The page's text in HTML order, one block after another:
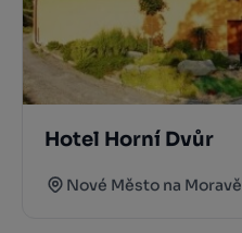
Hotel Horní Dvůr
Nové Město na Moravě